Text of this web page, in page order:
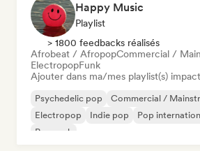
Happy Music
Playlist
> 1800 feedbacks réalisés
Afrobeat / AfropopCommercial /
ElectropopFunk
Ajouter dans ma/mes playlist(s)
Psychedelic pop Commercial /
Electropop
Indie pop Pop
Pop rock